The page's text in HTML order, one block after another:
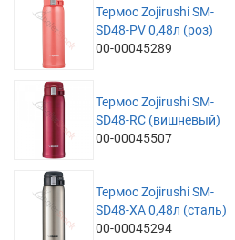
Термос Zojirushi SM-
SD48-PV 0,48л (роз)
00-00045289
Термос Zojirushi SM-
SD48-RC (вишневый)
00-00045507
Термос Zojirushi SM-
SD48-XA 0,48л (сталь)
00-00045294